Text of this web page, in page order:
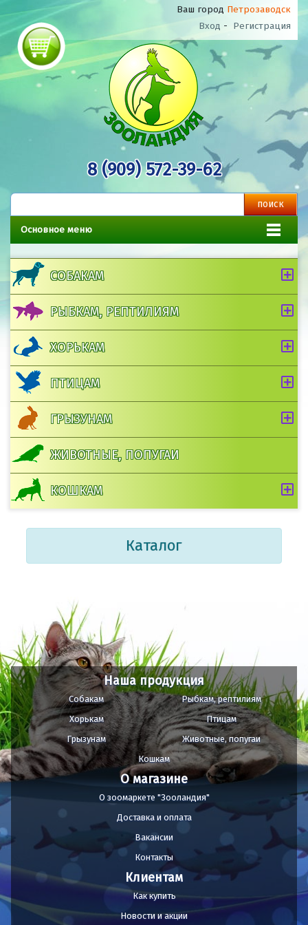
Ваш город Петрозаводск
Вход - Регистрация
8 (909) 572-39-62
Основное меню
СОБАКАМ
РЫБКАМ, РЕПТИЛИЯМ
ХОРЬКАМ
ПТИЦАМ
ГРЫЗУНАМ
ЖИВОТНЫЕ, ПОПУГАИ
КОШКАМ
Каталог
Наша продукция
Собакам
Рыбкам, рептилиям
Хорькам
Птицам
Грызунам
Животные, попугаи
Кошкам
О магазине
О зоомаркете "Зооландия"
Доставка и оплата
Вакансии
Контакты
Клиентам
Как купить
Новости и акции